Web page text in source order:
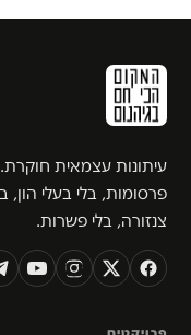
עיתונות עצמאית חוקרת.
פרסומות, בלי בעלי הון,
צנזורה, בלי פשרות.